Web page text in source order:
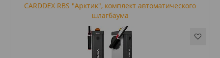
CARDDEX RBS "Арктик", комплект автоматического
шлагбаума